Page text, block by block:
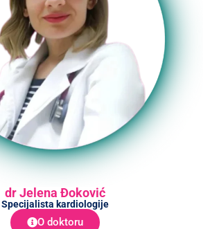
dr Jelena Đoković
Specijalista kardiologije
O doktoru